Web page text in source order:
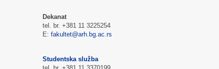
Dekanat
tel. br. +381 11 3225254
E: fakultet@arh.bg.ac.rs
Studentska služba